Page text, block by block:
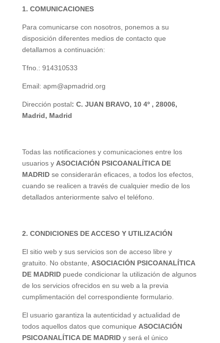
1. COMUNICACIONES
Para comunicarse con nosotros, ponemos a su
disposición diferentes medios de contacto que
detallamos a continuación:
Tfno.: 914310533
Email: apm@apmadrid.org
Dirección postal: C. JUAN BRAVO, 10 4º , 28006,
Madrid, Madrid
Todas las notificaciones y comunicaciones entre los
usuarios y ASOCIACIÓN PSICOANALÍTICA DE
MADRID se considerarán eficaces, a todos los efectos,
cuando se realicen a través de cualquier medio de los
detallados anteriormente salvo el teléfono.
2. CONDICIONES DE ACCESO Y UTILIZACIÓN
El sitio web y sus servicios son de acceso libre y
gratuito. No obstante, ASOCIACIÓN PSICOANALÍTICA
DE MADRID puede condicionar la utilización de algunos
de los servicios ofrecidos en su web a la previa
cumplimentación del correspondiente formulario.
El usuario garantiza la autenticidad y actualidad de
todos aquellos datos que comunique ASOCIACIÓN
PSICOANALÍTICA DE MADRID y será el único